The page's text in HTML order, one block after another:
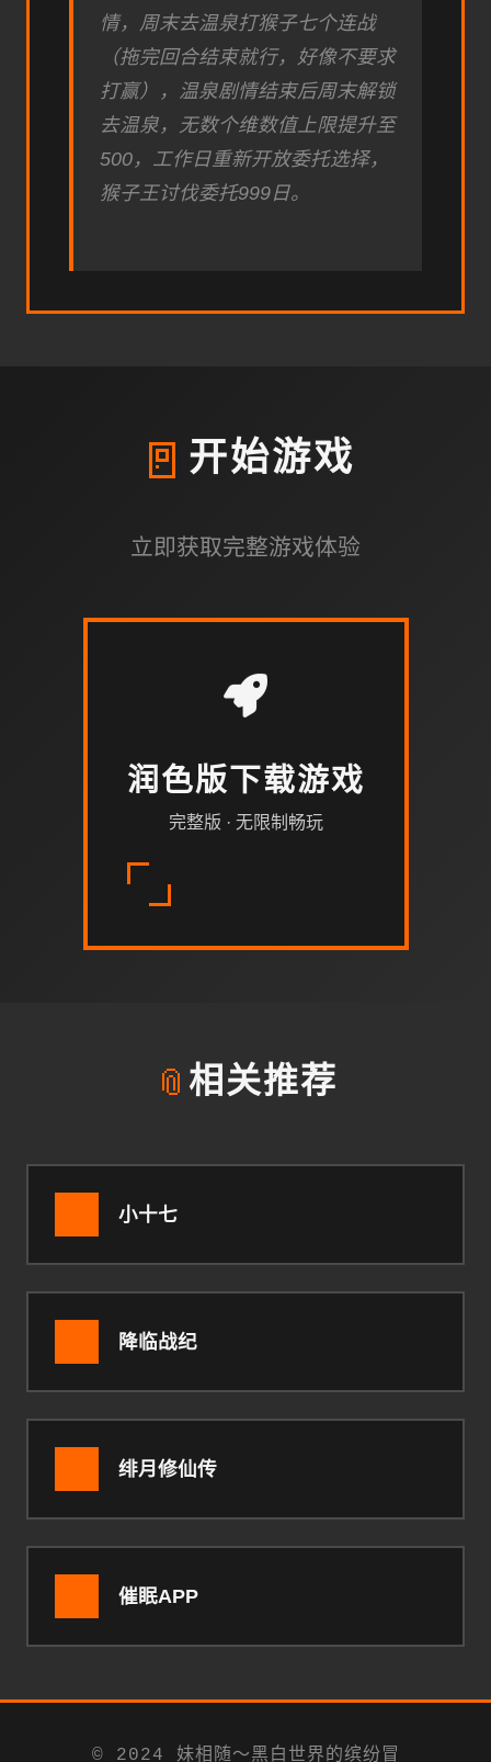
情，周末去温泉打猴子七个连战
（拖完回合结束就行，好像不要求
打赢），温泉剧情结束后周末解锁
去温泉，无数个维数值上限提升至
500，工作日重新开放委托选择，
猴子王讨伐委托999日。
🚪 开始游戏
立即获取完整游戏体验
润色版下载游戏
完整版 · 无限制畅玩
📎 相关推荐
小十七
降临战纪
绯月修仙传
催眠APP
© 2024 妹相随～黑白世界的缤纷冒